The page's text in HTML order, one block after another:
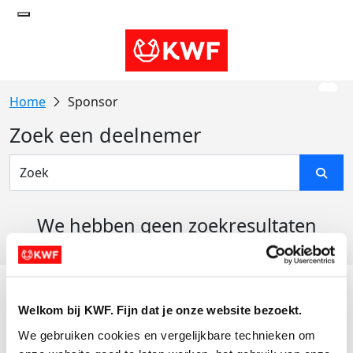
Welkom bij KWF. Fijn dat je onze website bezoekt.
We gebruiken cookies en vergelijkbare technieken om
Sponsor
Zoek een deelnemer
We hebben geen zoekresultaten
Actiematerialen
Evenementen